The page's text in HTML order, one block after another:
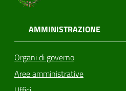
AMMINISTRAZIONE
Organi di governo
Aree amministrative